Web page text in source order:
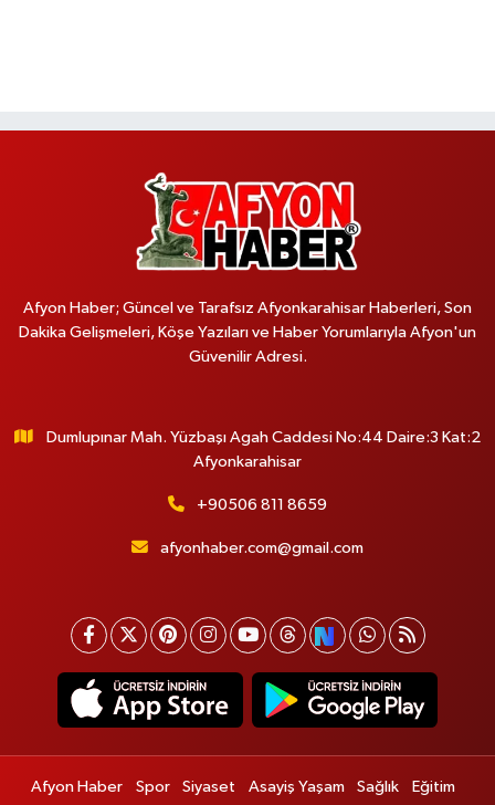
Afyon Haber; Güncel ve Tarafsız Afyonkarahisar Haberleri, Son
Dakika Gelişmeleri, Köşe Yazıları ve Haber Yorumlarıyla Afyon'un
Güvenilir Adresi.
Dumlupınar Mah. Yüzbaşı Agah Caddesi No:44 Daire:3 Kat:2
Afyonkarahisar
+90506 811 8659
afyonhaber.com@gmail.com
Afyon Haber Spor Siyaset Asayiş Yaşam Sağlık
Eğitim